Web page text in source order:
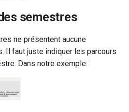
semestres
ne présentent aucune
Il faut juste indiquer les parcours
Dans notre exemple: